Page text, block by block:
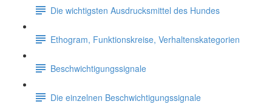
Die wichtigsten Ausdrucksmittel des Hundes
Ethogram, Funktionskreise, Verhaltenskategorien
Beschwichtigungssignale
Die einzelnen Beschwichtigungssignale